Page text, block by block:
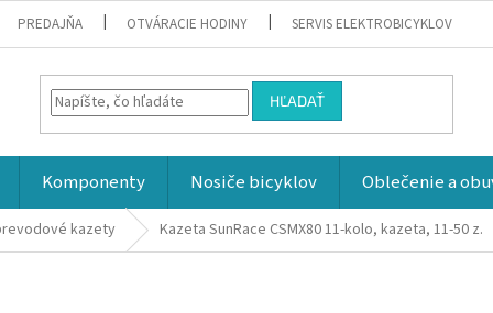
PREDAJŇA OTVÁRACIE HODINY SERVIS ELEKTROBICYKLOV
HĽADAŤ
Komponenty Nosiče bicyklov Oblečenie a
kazety Kazeta SunRace CSMX80 11-kolo, kazeta, 11-50 z.